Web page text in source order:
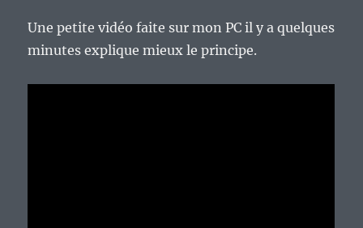
Une petite vidéo faite sur mon PC il y a quelques
minutes explique mieux le principe.